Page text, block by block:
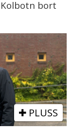
Kolbotn bort
PLUSS